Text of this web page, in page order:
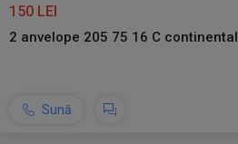
150 LEI
2 anvelope 205 75 16 C continental
Sună